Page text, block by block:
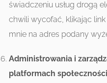
świadczeniu usług drogą
chwili wycofać, klikając
mnie na adres podany
Administrowania i
platformach